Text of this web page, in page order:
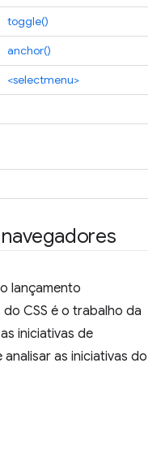
toggle()
anchor()
<selectmenu>
lançamento
CSS é o trabalho da
iniciativas de
as iniciativas do